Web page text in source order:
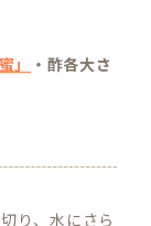
」
・酢各大さ
り、水にさら